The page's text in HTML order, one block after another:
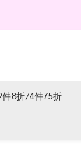
8折/4件75折